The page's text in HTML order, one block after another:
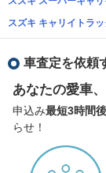
スズキ キャリイトラ
車査定を依頼
あなたの愛車
申込み最短3時間後
らせ！